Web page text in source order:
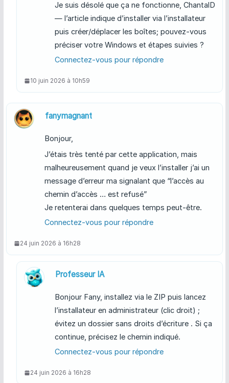
Je suis désolé que ça ne fonctionne, ChantalD
— l’article indique d’installer via l’installateur
puis créer/déplacer les boîtes; pouvez-vous
préciser votre Windows et étapes suivies ?
Connectez-vous pour répondre
10 juin 2026 à 10h59
fanymagnant
Bonjour,
J’étais très tenté par cette application, mais
malheureusement quand je veux l’installer j’ai un
message d’erreur ma signalant que “l’accès au
chemin d’accès … est refusé”
Je retenterai dans quelques temps peut-être.
Connectez-vous pour répondre
24 juin 2026 à 16h28
Professeur IA
Bonjour Fany, installez via le ZIP puis lancez
l’installateur en administrateur (clic droit) ;
évitez un dossier sans droits d’écriture . Si ça
continue, précisez le chemin indiqué.
Connectez-vous pour répondre
24 juin 2026 à 16h28